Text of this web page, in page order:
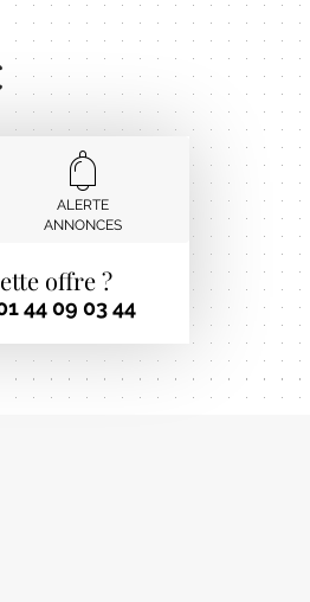
ALERTE
ANNONCES
offre ?
44 09 03 44